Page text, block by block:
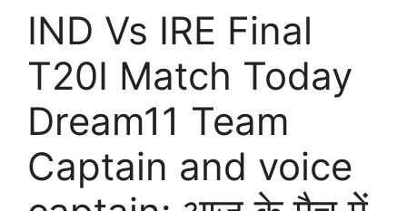
IND Vs IRE Final
T20I Match Today
Dream11 Team
Captain and voice